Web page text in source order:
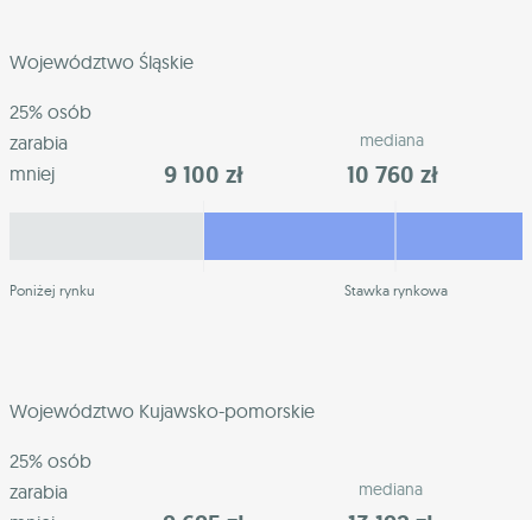
Województwo Śląskie
25% osób
zarabia
mniej
9 100 zł
mediana
10 760 zł
Poniżej rynku Stawka rynkowa
Województwo Kujawsko-pomorskie
25% osób
zarabia
mediana